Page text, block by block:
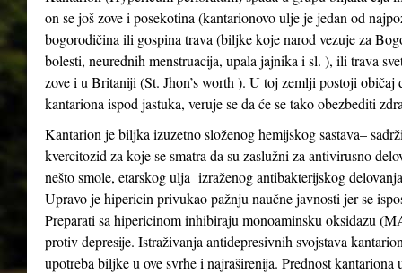
on se još zove i posekotina (kantarionovo ulje je jedan od
bogorodičina ili gospina trava (biljke koje narod vezuje za
bolesti, neurednih menstruacija, upala jajnika i sl. ), ili trava
zove i u Britaniji (St. Jhon’s worth ). U toj zemlji postoji običaj
kantariona ispod jastuka, veruje se da će se tako obezbediti
Kantarion je biljka izuzetno složenog hemijskog sastava–
kvercitozid za koje se smatra da su zaslužni za antivirusno
nešto smole, etarskog ulja izraženog antibakterijskog
Upravo je hipericin privukao pažnju naučne javnosti jer se
Preparati sa hipericinom inhibiraju monoaminsku oksidazu
protiv depresije. Istraživanja antidepresivnih svojstava
upotreba biljke u ove svrhe i najraširenija. Prednost kantariona